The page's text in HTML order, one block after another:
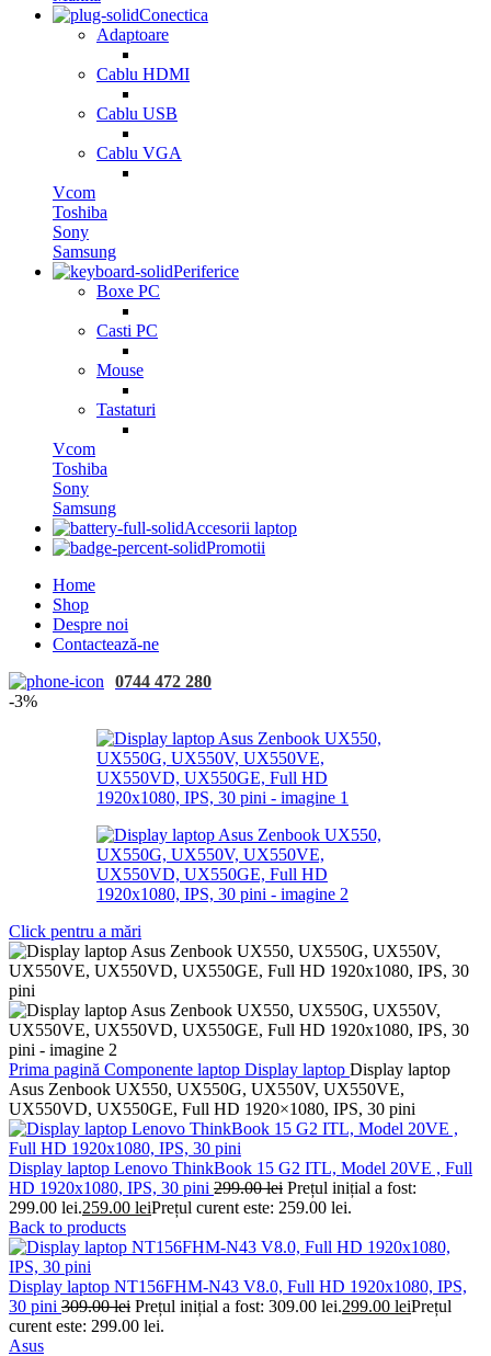
Conectica
Adaptoare
Cablu HDMI
Cablu USB
Cablu VGA
Vcom
Toshiba
Sony
Samsung
Periferice
Boxe PC
Casti PC
Mouse
Tastaturi
Vcom
Toshiba
Sony
Samsung
Accesorii laptop
Promotii
Home
Shop
Despre noi
Contactează-ne
0744 472 280
-3%
Click pentru a mări
Prima pagină Componente laptop Display laptop Display laptop
Asus Zenbook UX550, UX550G, UX550V, UX550VE,
UX550VD, UX550GE, Full HD 1920×1080, IPS, 30 pini
Display laptop Lenovo ThinkBook 15 G2 ITL, Model 20VE , Full
HD 1920x1080, IPS, 30 pini 299.00lei Prețul inițial a fost:
299.00 lei.259.00 leiPrețul curent este: 259.00 lei.
Back to products
Display laptop NT156FHM-N43 V8.0, Full HD 1920x1080, IPS,
30 pini 309.00lei Prețul inițial a fost: 309.00 lei.299.00 leiPrețul
curent este: 299.00 lei.
Asus